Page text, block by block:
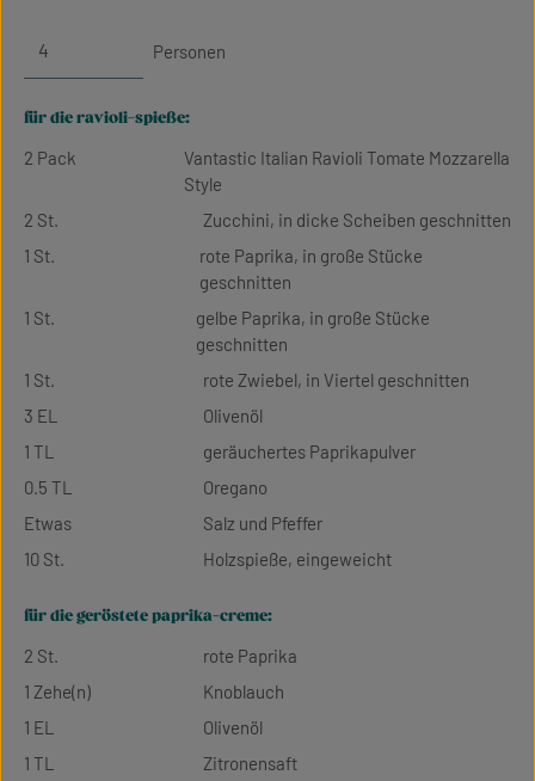
Personen
für die ravioli-spieße:
2 Pack
Vantastic Italian Ravioli Tomate Mozzarella
Style
2 St.
Zucchini, in dicke Scheiben geschnitten
1 St.
rote Paprika, in große Stücke
geschnitten
1 St.
gelbe Paprika, in große Stücke
geschnitten
1 St.
rote Zwiebel, in Viertel geschnitten
3 EL
Olivenöl
1 TL
geräuchertes Paprikapulver
0.5 TL
Oregano
Etwas
Salz und Pfeffer
10 St.
Holzspieße, eingeweicht
für die geröstete paprika-creme:
2 St.
rote Paprika
1 Zehe(n)
Knoblauch
1 EL
Olivenöl
1 TL
Zitronensaft